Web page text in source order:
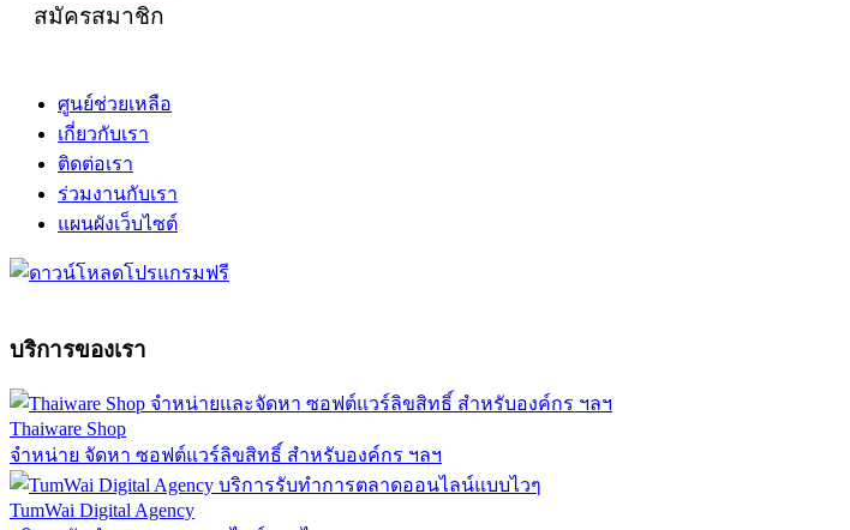
สมัครสมาชิก
ศูนย์ช่วยเหลือ
เกี่ยวกับเรา
ติดต่อเรา
ร่วมงานกับเรา
แผนผังเว็บไซต์
บริการของเรา
Thaiware Shop
จำหน่าย จัดหา ซอฟต์แวร์ลิขสิทธิ์ สำหรับองค์กร ฯลฯ
TumWai Digital Agency